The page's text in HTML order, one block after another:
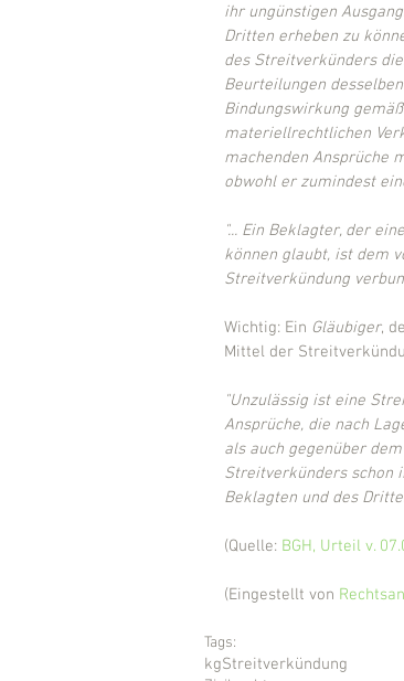
ihr ungünstigen
Dritten erheben zu
des Streitverkünders
Beurteilungen
Bindungswirkung
materiellrechtlichen
machenden Ansprüche
obwohl er zumindest
"... Ein Beklagter, der
können glaubt, ist dem
Streitverkündung
Wichtig: Ein Gläubiger,
Mittel der
"Unzulässig ist eine
Ansprüche, die nach
als auch gegenüber
Streitverkünders schon
Beklagten und des
(Quelle: BGH, Urteil v.
(Eingestellt von
Tags:
kgStreitverkündung